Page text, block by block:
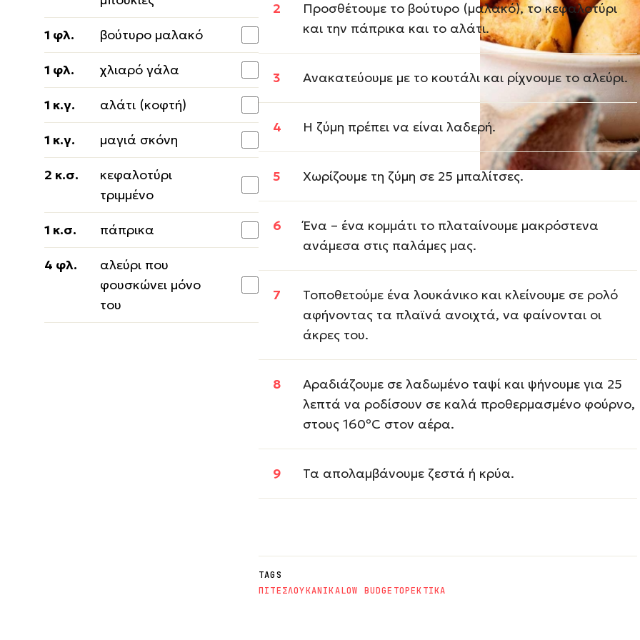
1 φλ. βούτυρο μαλακό
1 φλ. χλιαρό γάλα
1 κ.γ. αλάτι (κοφτή)
1 κ.γ. μαγιά σκόνη
2 κ.σ.
κεφαλοτύρι
τριμμένο
1 κ.σ. πάπρικα
4 φλ.
αλεύρι που
φουσκώνει μόνο
του
Προσθέτουμε το βούτυρο (μαλακό), το κεφαλοτύρι
και την πάπρικα και το αλάτι.
Ανακατεύουμε με το κουτάλι και ρίχνουμε το αλεύρι.
Η ζύμη πρέπει να είναι λαδερή.
Χωρίζουμε τη ζύμη σε 25 μπαλίτσες.
Ένα – ένα κομμάτι το πλαταίνουμε μακρόστενα
ανάμεσα στις παλάμες μας.
Τοποθετούμε ένα λουκάνικο και κλείνουμε σε ρολό
αφήνοντας τα πλαϊνά ανοιχτά, να φαίνονται οι
άκρες του.
Αραδιάζουμε σε λαδωμένο ταψί και ψήνουμε για 25
λεπτά να ροδίσουν σε καλά προθερμασμένο φούρνο,
στους 160ºC στον αέρα.
Τα απολαμβάνουμε ζεστά ή κρύα.
TAGS
ΠΙΤΕΣΛΟΥΚΑΝΙΚΑLOW BUDGETΟΡΕΚΤΙΚΑ